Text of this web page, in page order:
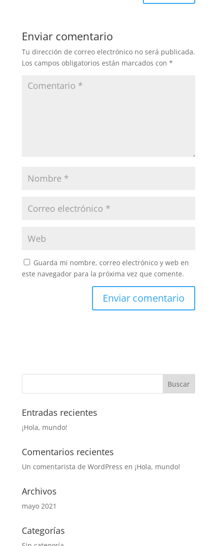
Enviar comentario
Tu dirección de correo electrónico no será publicada.
Los campos obligatorios están marcados con *
Guarda mi nombre, correo electrónico y web en
este navegador para la próxima vez que comente.
Entradas recientes
¡Hola, mundo!
Comentarios recientes
Un comentarista de WordPress en ¡Hola, mundo!
Archivos
mayo 2021
Categorías